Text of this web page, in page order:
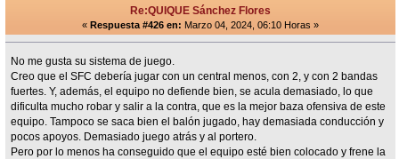
Re:QUIQUE Sánchez Flores
« Respuesta #426 en: Marzo 04, 2024, 06:10 Horas »
No me gusta su sistema de juego.
Creo que el SFC debería jugar con un central menos, con 2, y con 2 bandas
fuertes. Y, además, el equipo no defiende bien, se acula demasiado, lo que
dificulta mucho robar y salir a la contra, que es la mejor baza ofensiva de este
equipo. Tampoco se saca bien el balón jugado, hay demasiada conducción y
pocos apoyos. Demasiado juego atrás y al portero.
Pero por lo menos ha conseguido que el equipo esté bien colocado y frene la